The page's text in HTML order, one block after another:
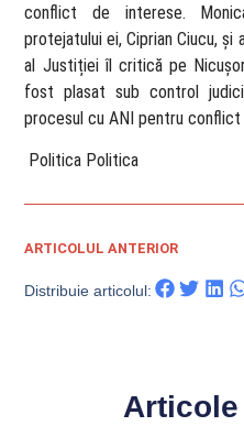
conflict de interese.
protejatului ei, Ciprian Ciucu, și
al Justiției îl critică pe
fost plasat sub control
procesul cu ANI pentru
​ Politica Politica
ARTICOLUL ANTERIOR
Distribuie articolul: